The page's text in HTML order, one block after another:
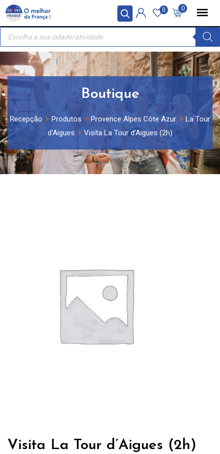
Painel de Gerenciamento de Cookies
Skip
content
0
0
Recherche
produits
Boutique
Recepção Produtos Provence Alpes Côte Azur
La Tour
d'Aigues
Visita La Tour d’Aigues (2h)
Visita La Tour d’Aigues (2h)